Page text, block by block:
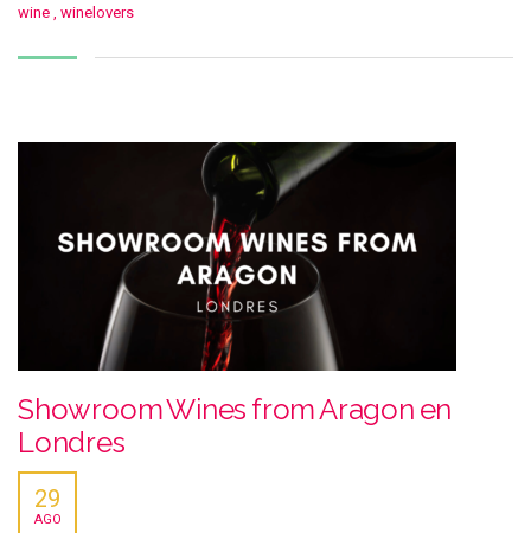
wine , winelovers
Showroom Wines from Aragon en
Londres
29
AGO